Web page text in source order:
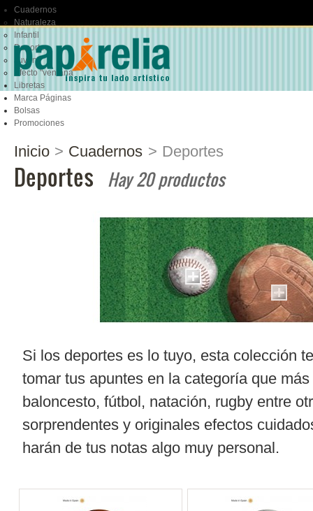
Cuadernos
Naturaleza
Infantil
Deportes
Juvenil
Efecto "ventana"
Libretas
Marca Páginas
Bolsas
Promociones
Inicio > Cuadernos > Deportes
Deportes Hay 20 productos
Si los deportes es lo tuyo, esta colección
tomar tus apuntes en la categoría que
baloncesto, fútbol, natación, rugby entre
sorprendentes y originales efectos
harán de tus notas algo muy personal.